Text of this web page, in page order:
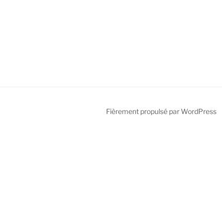
Fièrement propulsé par WordPress